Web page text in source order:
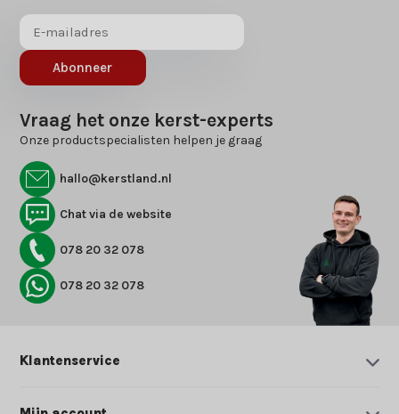
Abonneer
Vraag het onze kerst-experts
Onze productspecialisten helpen je graag
hallo@kerstland.nl
Chat via de website
078 20 32 078
078 20 32 078
Klantenservice